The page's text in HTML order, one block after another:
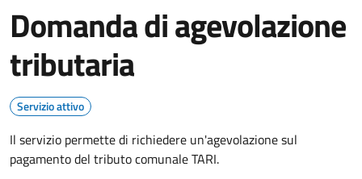
Domanda di agevolazione
tributaria
Servizio attivo
Il servizio permette di richiedere un'agevolazione sul
pagamento del tributo comunale TARI.